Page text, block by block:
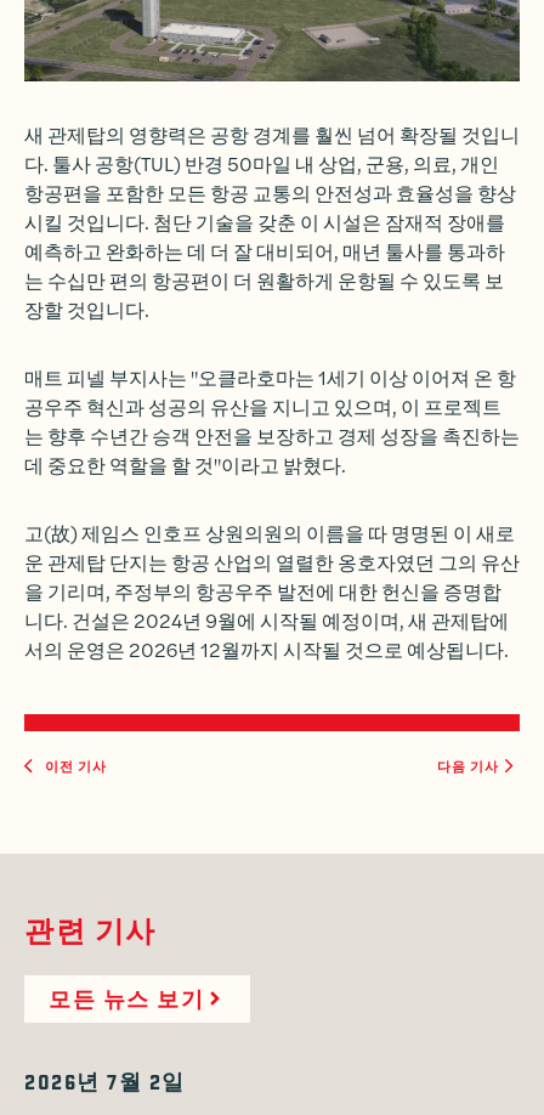
새 관제탑의 영향력은 공항 경계를 훨씬 넘어 확장될 것입니
다. 툴사 공항(TUL) 반경 50마일 내 상업, 군용, 의료, 개인
항공편을 포함한 모든 항공 교통의 안전성과 효율성을 향상
시킬 것입니다. 첨단 기술을 갖춘 이 시설은 잠재적 장애를
예측하고 완화하는 데 더 잘 대비되어, 매년 툴사를 통과하
는 수십만 편의 항공편이 더 원활하게 운항될 수 있도록 보
장할 것입니다.
매트 피넬 부지사는 "오클라호마는 1세기 이상 이어져 온 항
공우주 혁신과 성공의 유산을 지니고 있으며, 이 프로젝트
는 향후 수년간 승객 안전을 보장하고 경제 성장을 촉진하는
데 중요한 역할을 할 것"이라고 밝혔다.
고(故) 제임스 인호프 상원의원의 이름을 따 명명된 이 새로
운 관제탑 단지는 항공 산업의 열렬한 옹호자였던 그의 유산
을 기리며, 주정부의 항공우주 발전에 대한 헌신을 증명합
니다. 건설은 2024년 9월에 시작될 예정이며, 새 관제탑에
서의 운영은 2026년 12월까지 시작될 것으로 예상됩니다.
이전 기사 다음 기사
관련 기사
모든 뉴스 보기
2026년 7월 2일